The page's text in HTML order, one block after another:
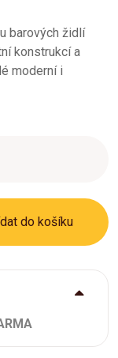
barových židlí
konstrukcí a
moderní i
do košíku